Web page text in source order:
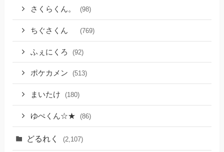
さくらくん。 (98)
ちぐさくん (769)
ふぇにくろ (92)
ポケカメン (513)
まいたけ (180)
ゆぺくん☆★ (86)
どるれく (2,107)